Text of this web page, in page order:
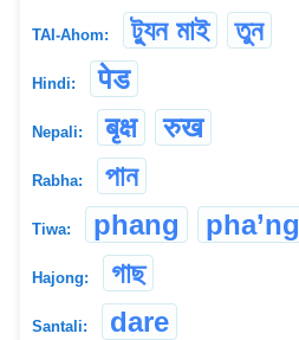
TAI-Ahom: ট্যুন মাই তুন
Hindi: पेड
Nepali: बृक्ष रुख
Rabha: পান
Tiwa: phang pha’ng
Hajong: গাছ
Santali: dare